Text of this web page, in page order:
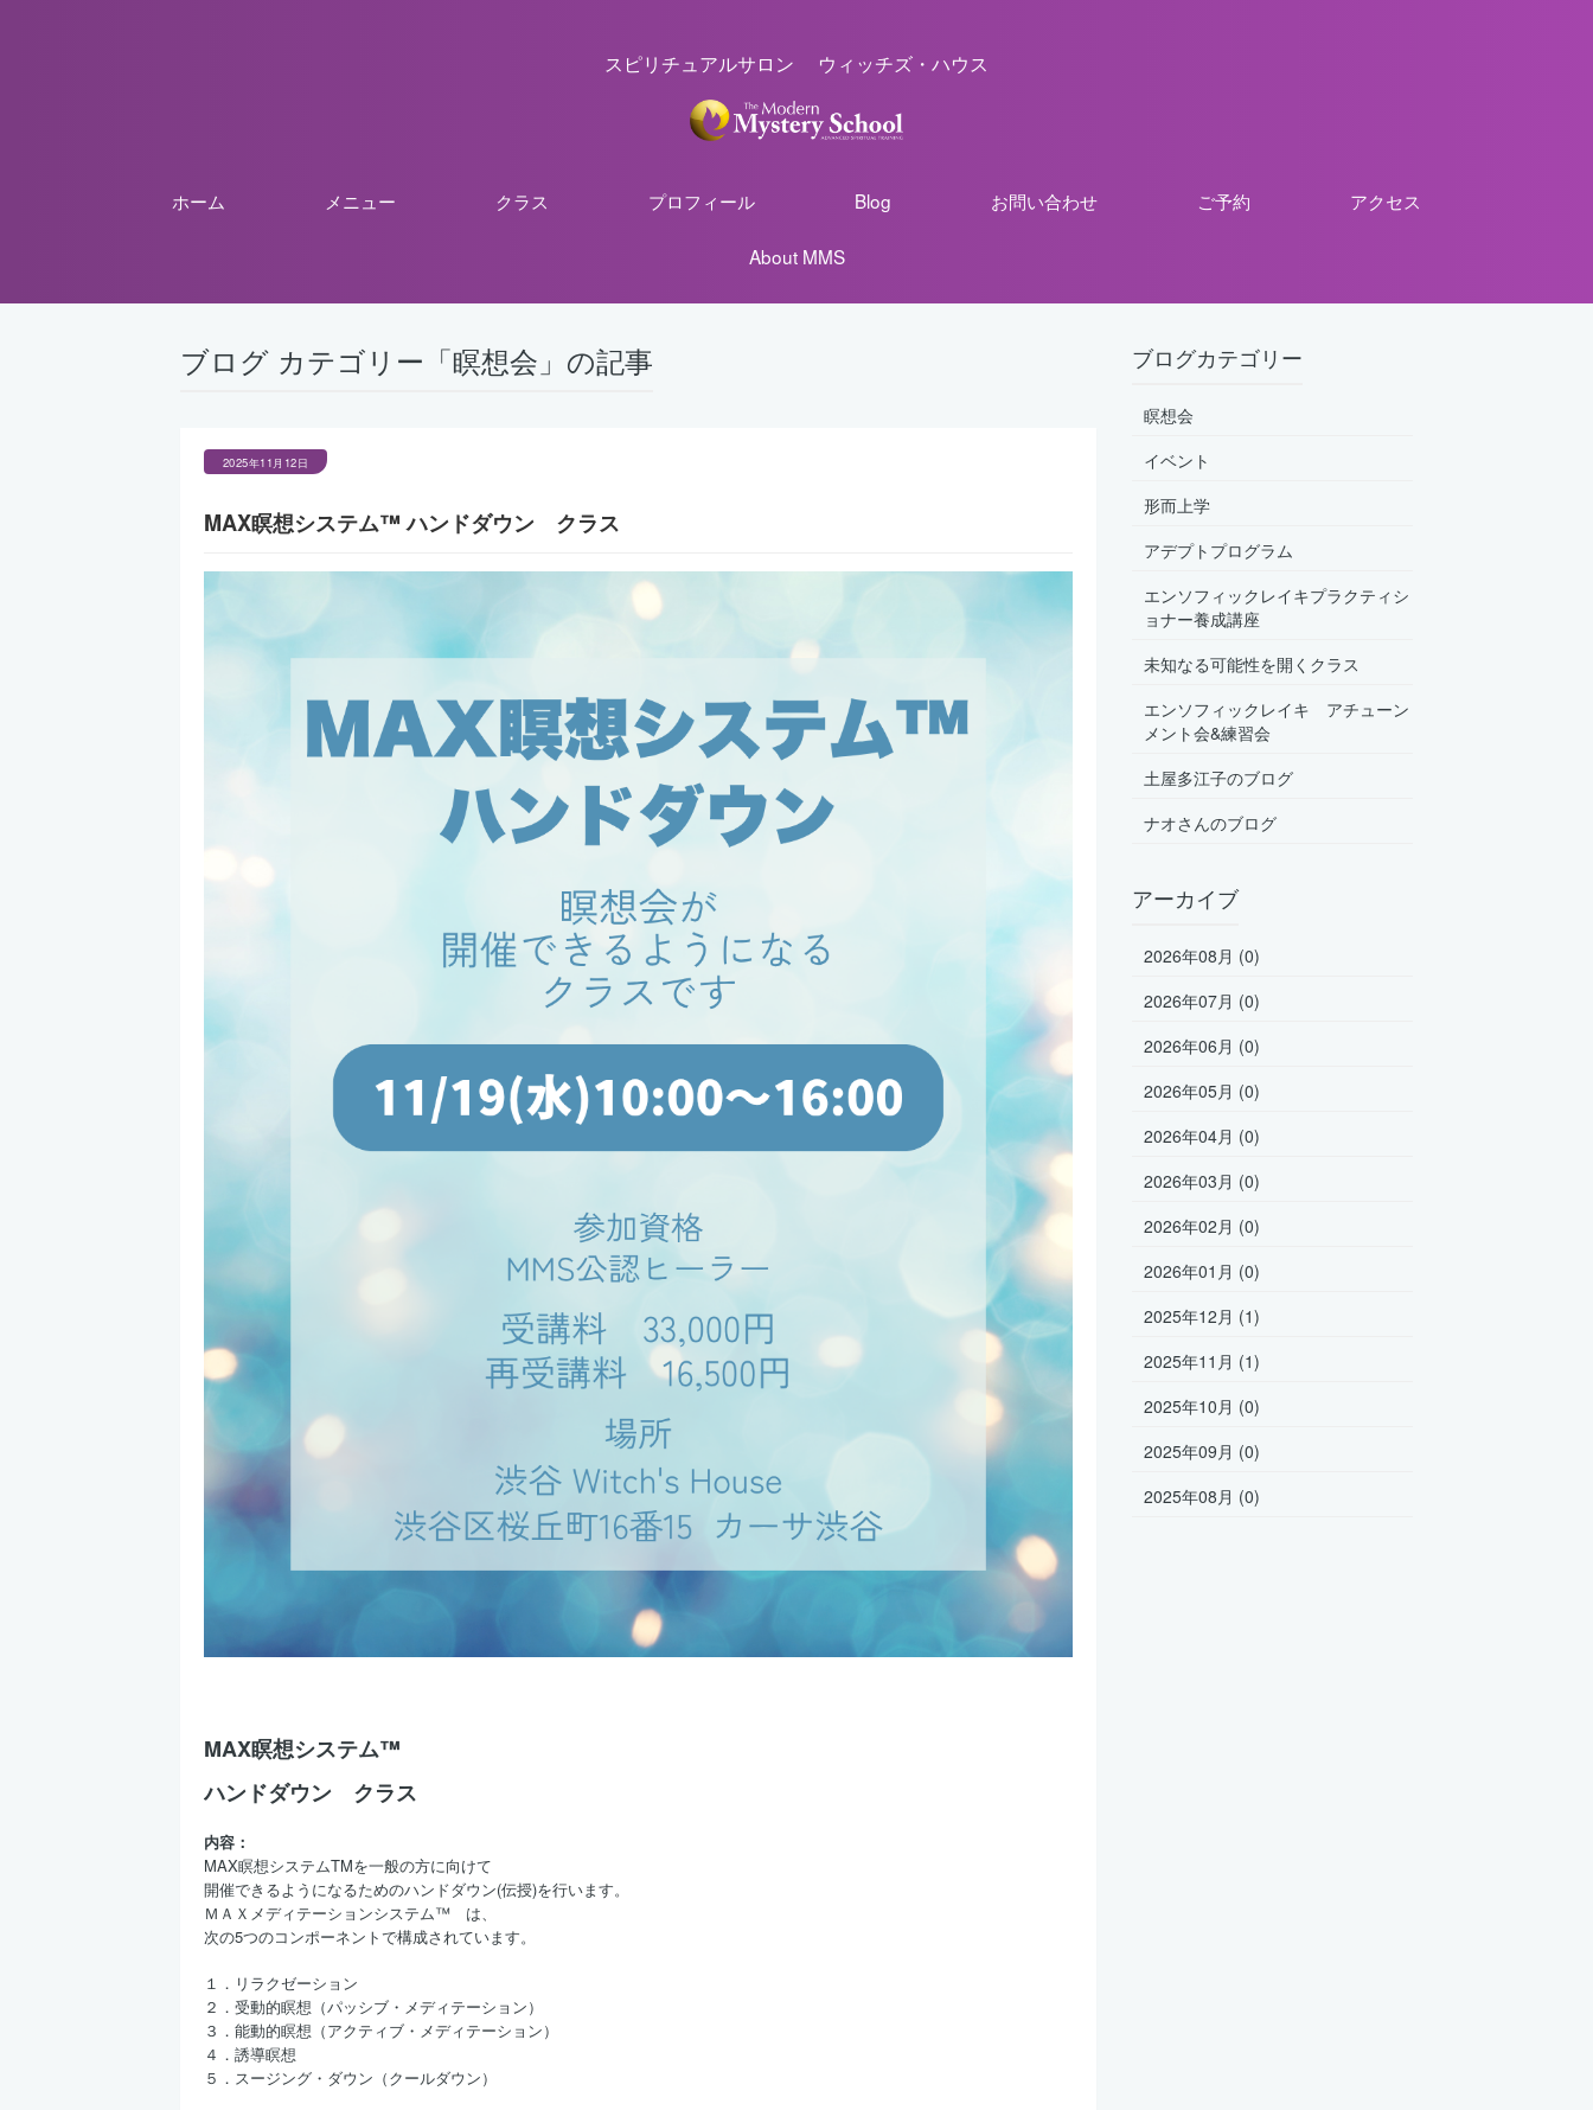
スピリチュアルサロン ウィッチズ・ハウス
ホーム メニュー クラス プロフィール Blog お問い合わせ ご予約 アクセス
About MMS
ブログ カテゴリー「瞑想会」の記事
2025年11月12日
MAX瞑想システム™︎ ハンドダウン クラス
MAX瞑想システム™︎
ハンドダウン クラス
内容：
MAX瞑想システムTMを一般の方に向けて
開催できるようになるためのハンドダウン(伝授)を行います。
ＭＡＸメディテーションシステム™ は、
次の5つのコンポーネントで構成されています。
１．リラクゼーション
２．受動的瞑想（パッシブ・メディテーション）
３．能動的瞑想（アクティブ・メディテーション）
４．誘導瞑想
５．スージング・ダウン（クールダウン）
ブログカテゴリー
瞑想会
イベント
形而上学
アデプトプログラム
エンソフィックレイキプラクティシ
ョナー養成講座
未知なる可能性を開くクラス
エンソフィックレイキ アチューン
メント会&練習会
土屋多江子のブログ
ナオさんのブログ
アーカイブ
2026年08月 (0)
2026年07月 (0)
2026年06月 (0)
2026年05月 (0)
2026年04月 (0)
2026年03月 (0)
2026年02月 (0)
2026年01月 (0)
2025年12月 (1)
2025年11月 (1)
2025年10月 (0)
2025年09月 (0)
2025年08月 (0)